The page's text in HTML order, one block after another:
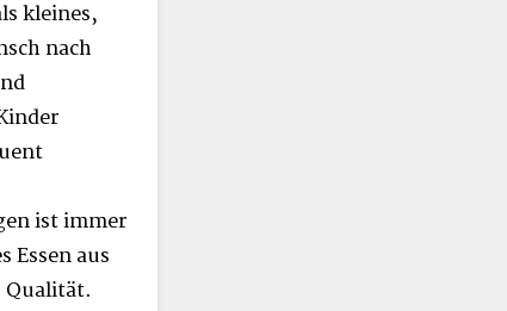
kleines,
nach
ist immer
Essen aus
Qualität.